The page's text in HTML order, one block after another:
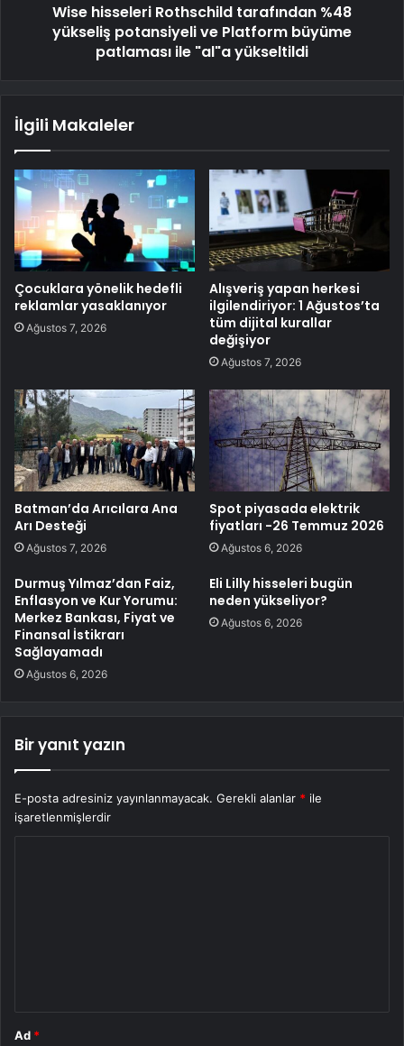
Wise hisseleri Rothschild tarafından %48
yükseliş potansiyeli ve Platform büyüme
patlaması ile "al"a yükseltildi
İlgili Makaleler
Çocuklara yönelik hedefli
reklamlar yasaklanıyor
Ağustos 7, 2026
Alışveriş yapan herkesi
ilgilendiriyor: 1 Ağustos’ta
tüm dijital kurallar
değişiyor
Ağustos 7, 2026
Batman’da Arıcılara Ana
Arı Desteği
Ağustos 7, 2026
Spot piyasada elektrik
fiyatları -26 Temmuz 2026
Ağustos 6, 2026
Durmuş Yılmaz’dan Faiz,
Enflasyon ve Kur Yorumu:
Merkez Bankası, Fiyat ve
Finansal İstikrarı
Sağlayamadı
Ağustos 6, 2026
Eli Lilly hisseleri bugün
neden yükseliyor?
Ağustos 6, 2026
Bir yanıt yazın
E-posta adresiniz yayınlanmayacak. Gerekli alanlar * ile
işaretlenmişlerdir
Ad *